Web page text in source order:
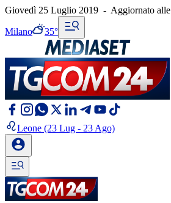
Giovedì 25 Luglio 2019 - Aggiornato alle
Milano 35°
Leone (23 Lug - 23 Ago)